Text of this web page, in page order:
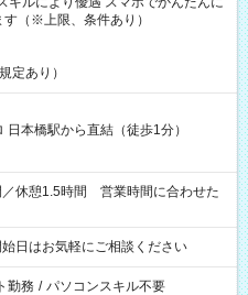
（※上限、条件あり）
定あり）
本橋駅から直結（徒歩1分）
日はお気軽にご相談ください
勤務 / パソコンスキル不要